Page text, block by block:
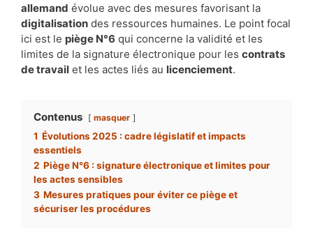
allemand évolue avec des mesures favorisant la
digitalisation des ressources humaines. Le point focal
ici est le piège N°6 qui concerne la validité et les
limites de la signature électronique pour les contrats
de travail et les actes liés au licenciement.
Contenus masquer
1 Évolutions 2025 : cadre législatif et impacts
essentiels
2 Piège N°6 : signature électronique et limites pour
les actes sensibles
3 Mesures pratiques pour éviter ce piège et
sécuriser les procédures